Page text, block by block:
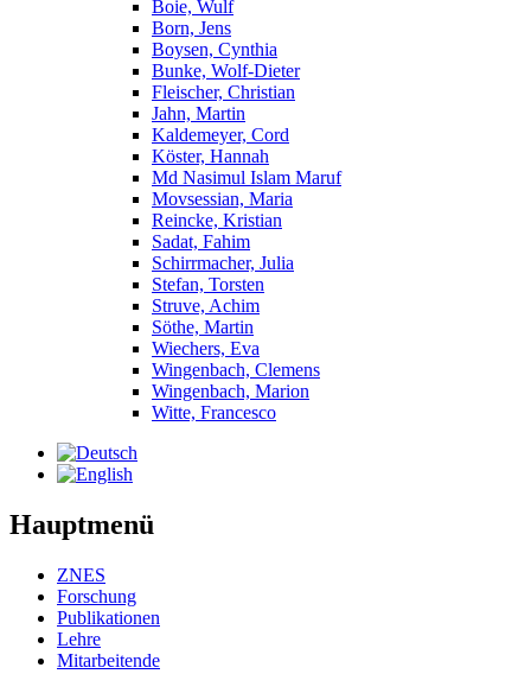
Boie, Wulf
Born, Jens
Boysen, Cynthia
Bunke, Wolf-Dieter
Fleischer, Christian
Jahn, Martin
Kaldemeyer, Cord
Köster, Hannah
Md Nasimul Islam Maruf
Movsessian, Maria
Reincke, Kristian
Sadat, Fahim
Schirrmacher, Julia
Stefan, Torsten
Struve, Achim
Söthe, Martin
Wiechers, Eva
Wingenbach, Clemens
Wingenbach, Marion
Witte, Francesco
Hauptmenü
ZNES
Forschung
Publikationen
Lehre
Mitarbeitende